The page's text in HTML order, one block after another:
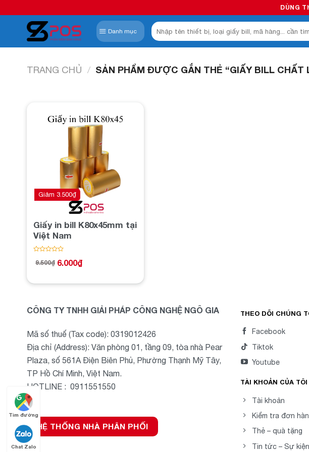
to
content
DÙNG
Danh mục
Tìm
kiếm:
TRANG CHỦ / SẢN PHẨM ĐƯỢC GẮN THẺ “GIẤY BILL CHẤT
wishlist
Giấy in bill K80x45mm tại
Việt Nam
xếp
5
9.500₫
Giá
9.500₫.
6.000₫
Giá
là:
Giảm 3.500₫
CÔNG TY TNHH GIẢI PHÁP CÔNG NGHỆ NGÔ GIA
Mã số thuế (Tax code): 0319012426
Địa chỉ (Address): Văn phòng 01, tầng 09, tòa nhà Pear
Plaza, số 561A Điện Biên Phủ, Phường Thạnh Mỹ Tây,
TP Hồ Chí Minh, Việt Nam.
HOTLINE : 0911551550
HỆ THỐNG NHÀ PHÂN PHỐI
THEO DÕI CHÚNG
Facebook
Tiktok
Youtube
TÀI KHOẢN CỦA TÔI
Tài khoản
Kiểm tra đơn
Thẻ – quà tặng
Tin tức – Sự kiện
Tìm đường
Chat Zalo